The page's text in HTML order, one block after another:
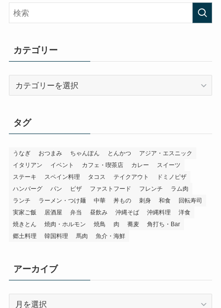
カテゴリー
ー
タグ
うなぎ おつまみ ちゃんぽん とんかつ
アジア・エスニック
イタリアン
イベント カフェ・喫茶店 カレー
スイーツ
ステーキ
スペイン料理 タコス テイクアウト
ドミノピザ
ハンバーグ
パン ピザ ファストフード フレンチ
ラム肉
ランチ
ラーメン・つけ麺 中華 丼もの 刺身 和食
回転寿司
実家ご飯
居酒屋 弁当 昼飲み 沖縄そば 沖縄料理
洋食
焼きとん
焼肉・ホルモン 焼鳥 肉 蕎麦
角打ち・Bar
郷土料理
韓国料理 馬肉 魚介・海鮮
アーカイブ